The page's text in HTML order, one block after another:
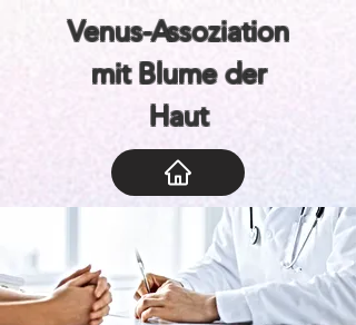
Venus-Assoziation
mit Blume der
Haut